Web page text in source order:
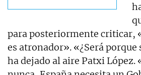
para posteriormente criticar,
es atronador». «¿Será porque
ha dejado al aire Patxi López.